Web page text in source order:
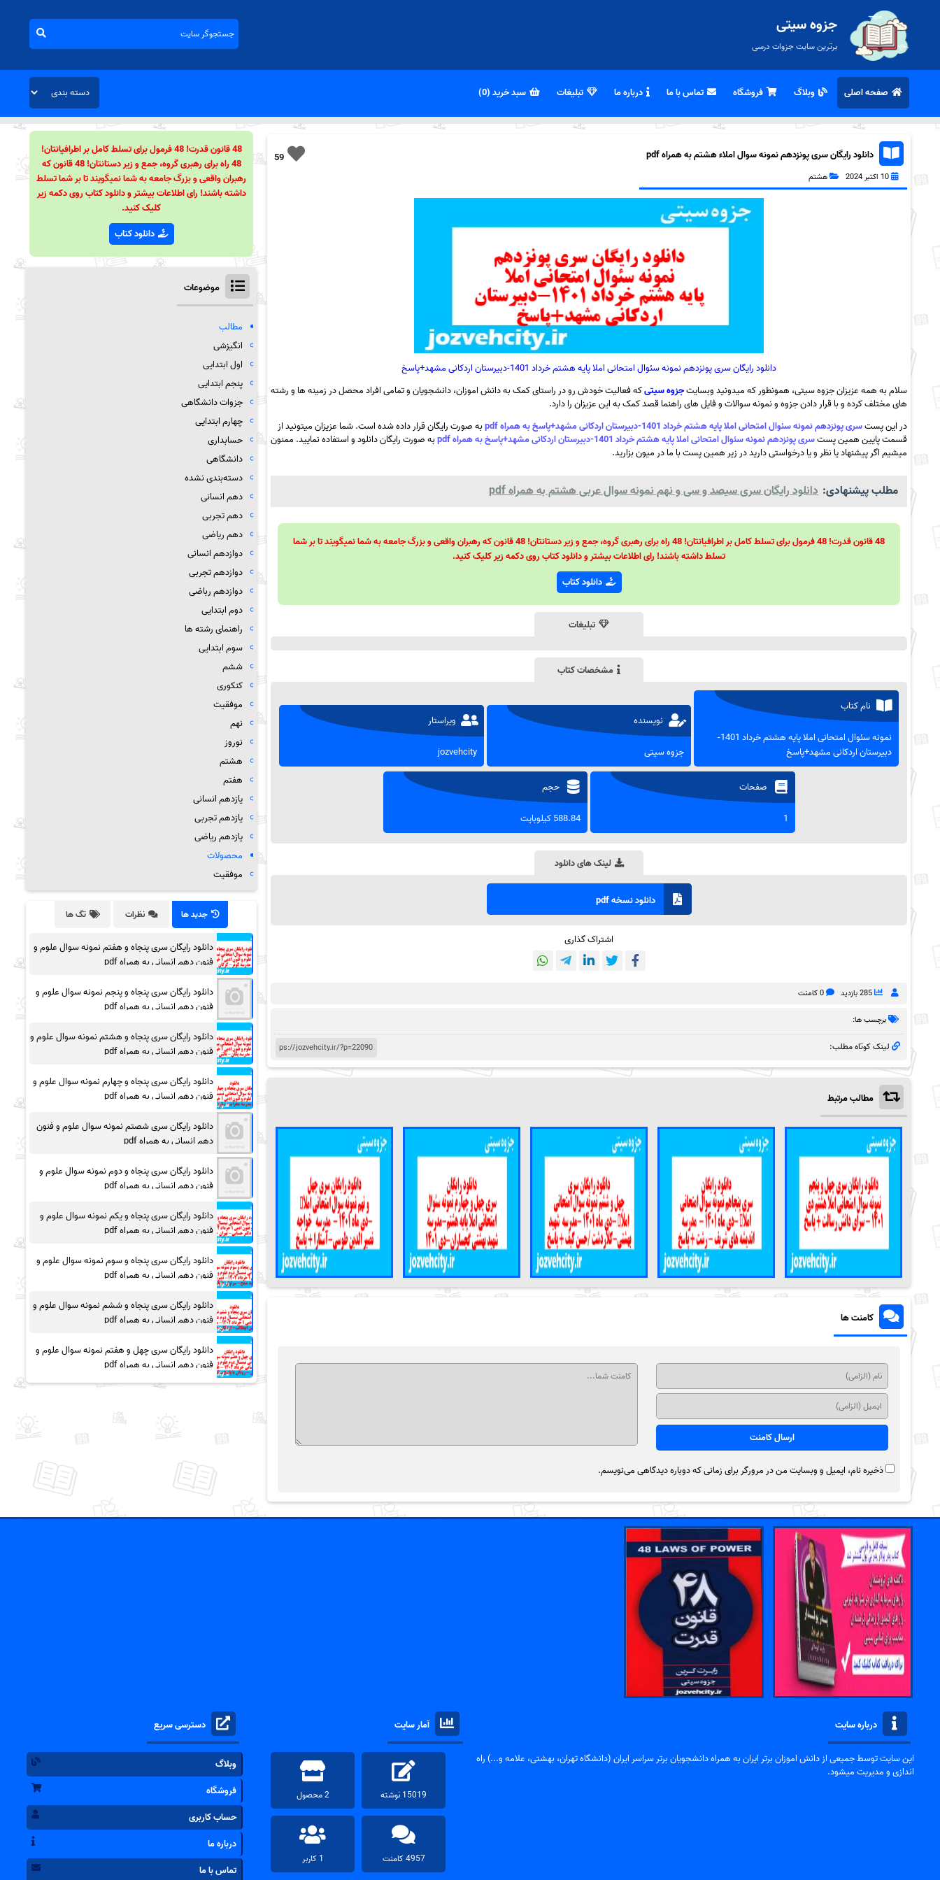
جزوه سیتی
برترین سایت جزوات درسی
صفحه اصلی وبلاگ فروشگاه تماس با ما درباره ما تبلیغات سبد خرید (0)
59 دانلود رایگان سری پونزدهم نمونه سوال املاء هشتم به همراه pdf
10 اکتبر 2024 هشتم
دانلود رایگان سری پونزدهم نمونه سئوال امتحانی املا پایه هشتم خرداد 1401-دبیرستان اردکانی مشهد+پاسخ
سلام به همه عزیزان جزوه سیتی، همونطور که میدونید وبسایتجزوه سیتیکه فعالیت خودش رو در راستای کمک به دانش اموزان، دانشجویان و تمامی افراد محصل در زمینه ها و رشته
های مختلف کرده و با قرار دادن جزوه و نمونه سوالات و فایل های راهنما قصد کمک به این عزیزان را دارد.
در این پستسری پونزدهم نمونه سئوال امتحانی املا پایه هشتم خرداد 1401-دبیرستان اردکانی مشهد+پاسخ به همراه pdf
به صورت رایگان قرار داده شده است. شما عزیزان میتونید از
قسمت پایین همین پستسری پونزدهم نمونه سئوال امتحانی املا پایه هشتم خرداد 1401-دبیرستان اردکانی مشهد+پاسخ به همراه pdf
به صورت رایگان دانلود و استفاده نمایید. ممنون
میشیم اگر پیشنهاد یا نظر و یا درخواستی دارید در زیر همین پست با ما در میون بزارید.
مطلب پیشنهادی: دانلود رایگان سری سیصد و سی و نهم نمونه سوال عربی هشتم به همراه pdf
48 قانون قدرت! 48 فرمول برای تسلط کامل بر اطرافیانتان! 48 راه برای رهبری گروه، جمع و زیر دستانتان! 48 قانون که رهبران واقعی و بزرگ جامعه به شما نمیگویند تا بر شما
تسلط داشته باشند! رای اطلاعات بیشتر و دانلود کتاب روی دکمه زیر کلیک کنید.
دانلود کتاب
تبلیغات
مشخصات کتاب
نام کتاب
نمونه سئوال امتحانی املا پایه هشتم خرداد 1401-
دبیرستان اردکانی مشهد+پاسخ
نویسنده
جزوه سیتی
ویراستار
jozvehcity
صفحات
1
حجم
588.84 کیلوبایت
لینک های دانلود
دانلود نسخه pdf
اشتراک گذاری
285 بازدید 0 کامنت
برچسب ها:
لینک کوتاه مطلب:
مطالب مرتبط
کامنت ها
ذخیره نام، ایمیل و وبسایت من در مرورگر برای زمانی که دوباره دیدگاهی می‌نویسم.
48 قانون قدرت! 48 فرمول برای تسلط کامل بر اطرافیانتان!
48 راه برای رهبری گروه، جمع و زیر دستانتان! 48 قانون که
رهبران واقعی و بزرگ جامعه به شما نمیگویند تا بر شما تسلط
داشته باشند! رای اطلاعات بیشتر و دانلود کتاب روی دکمه زیر
کلیک کنید.
دانلود کتاب
موضوعات
مطالب
انگیزشی
اول ابتدایی
پنجم ابتدایی
جزوات دانشگاهی
چهارم ابتدایی
حسابداری
دانشگاهی
دسته‌بندی نشده
دهم انسانی
دهم تجربی
دهم ریاضی
دوازدهم انسانی
دوازدهم تجربی
دوازدهم رباضی
دوم ابتدایی
راهنمای رشته ها
سوم ابتدایی
ششم
کنکوری
موفقیت
نهم
نوروز
هشتم
هفتم
یازدهم انسانی
یازدهم تجربی
یازدهم ریاضی
محصولات
موفقیت
جدید ها نظرات تگ ها
دانلود رایگان سری پنجاه و هفتم نمونه سوال علوم و
فنون دهم انسانی به همراه pdf
دانلود رایگان سری پنجاه و پنجم نمونه سوال علوم و
فنون دهم انسانی به همراه pdf
دانلود رایگان سری پنجاه و هشتم نمونه سوال علوم و
فنون دهم انسانی به همراه pdf
دانلود رایگان سری پنجاه و چهارم نمونه سوال علوم و
فنون دهم انسانی به همراه pdf
دانلود رایگان سری شصتم نمونه سوال علوم و فنون
دهم انسانی به همراه pdf
دانلود رایگان سری پنجاه و دوم نمونه سوال علوم و
فنون دهم انسانی به همراه pdf
دانلود رایگان سری پنجاه و یکم نمونه سوال علوم و
فنون دهم انسانی به همراه pdf
دانلود رایگان سری پنجاه و سوم نمونه سوال علوم و
فنون دهم انسانی به همراه pdf
دانلود رایگان سری پنجاه و ششم نمونه سوال علوم و
فنون دهم انسانی به همراه pdf
دانلود رایگان سری چهل و هفتم نمونه سوال علوم و
فنون دهم انسانی به همراه pdf
درباره سایت
این سایت توسط جمیعی از دانش اموزان برتر ایران به همراه دانشجویان برتر سراسر ایران (دانشگاه تهران، بهشتی، علامه و...) راه
اندازی و مدیریت میشود.
آمار سایت
15019 نوشته 2 محصول
4957 کامنت 1 کاربر
دسترسی سریع
وبلاگ
فروشگاه
حساب کاربری
درباره ما
تماس با ما